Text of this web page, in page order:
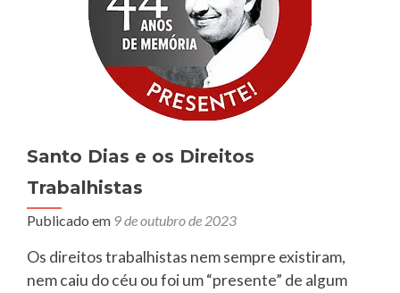
Santo Dias e os Direitos
Trabalhistas
Publicado em 9 de outubro de 2023
Os direitos trabalhistas nem sempre existiram,
nem caiu do céu ou foi um “presente” de algum